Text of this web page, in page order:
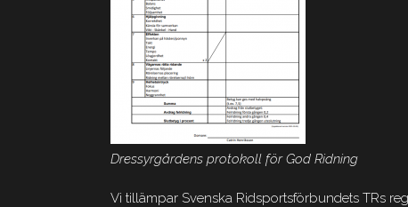
Dressyrgårdens protokoll för God Ridning
Vi tillämpar Svenska Ridsportsförbundets TRs